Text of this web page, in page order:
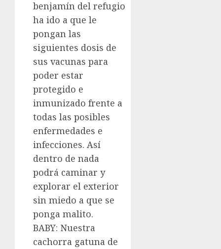
benjamín del refugio
ha ido a que le
pongan las
siguientes dosis de
sus vacunas para
poder estar
protegido e
inmunizado frente a
todas las posibles
enfermedades e
infecciones. Así
dentro de nada
podrá caminar y
explorar el exterior
sin miedo a que se
ponga malito.
BABY: Nuestra
cachorra gatuna de